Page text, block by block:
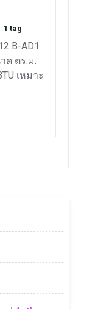
1 tag
B-AD1
ด ตร.ม.
เหมาะ